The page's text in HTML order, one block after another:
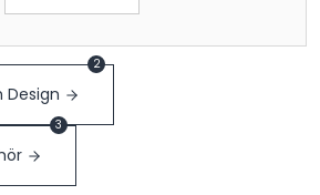
2
3